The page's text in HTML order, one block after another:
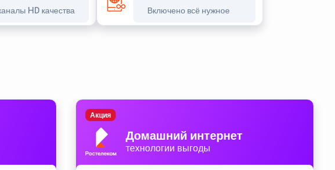
HD качества Включено всё нужное
Домашний интернет
технологии выгоды
Акция